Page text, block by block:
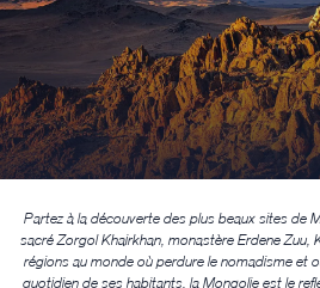
Partez à la découverte des plus beaux sites de
sacré Zorgol Khairkhan, monastère Erdene
régions au monde où perdure le nomadisme et
quotidien de ses habitants, la Mongolie est le